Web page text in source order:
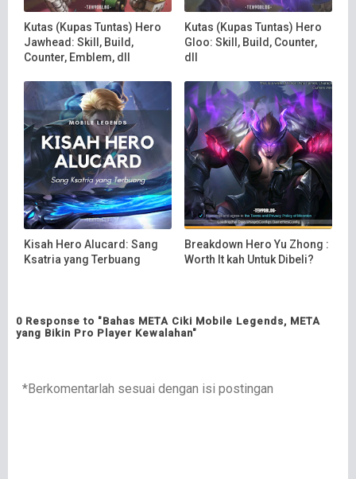
Kutas (Kupas Tuntas) Hero
Jawhead: Skill, Build,
Counter, Emblem, dll
Kutas (Kupas Tuntas) Hero
Gloo: Skill, Build, Counter,
dll
Kisah Hero Alucard: Sang
Ksatria yang Terbuang
Breakdown Hero Yu Zhong :
Worth It kah Untuk Dibeli?
0 Response to "Bahas META Ciki Mobile Legends, META
yang Bikin Pro Player Kewalahan"
*Berkomentarlah sesuai dengan isi postingan